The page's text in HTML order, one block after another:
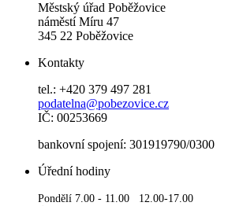
Městský úřad Poběžovice
náměstí Míru 47
345 22 Poběžovice
Kontakty
tel.: +420 379 497 281
podatelna@pobezovice.cz
IČ: 00253669
bankovní spojení: 301919790/0300
Úřední hodiny
Pondělí 7.00 - 11.00 12.00-17.00